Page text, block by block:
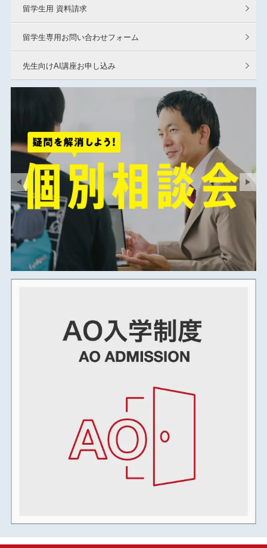
留学生用 資料請求
留学生専用お問い合わせフォーム
先生向けAI講座お申し込み